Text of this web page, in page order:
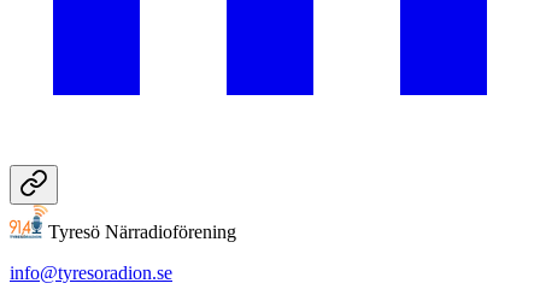
Tyresö Närradioförening
info@tyresoradion.se